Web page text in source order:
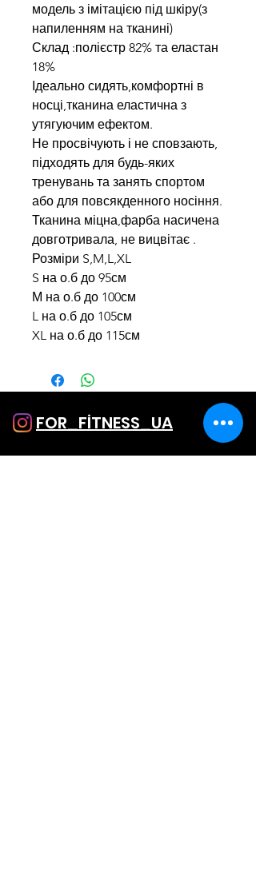
модель з імітацією під шкіру(з
напиленням на тканині)
Склад :полієстр 82% та еластан
18%
Ідеально сидять,комфортні в
носці,тканина еластична з
утягуючим ефектом.
Не просвічують і не сповзають,
підходять для будь-яких
тренувань та занять спортом
або для повсякденного носіння.
Тканина міцна,фарба насичена
довготривала, не вицвітає .
Розміри S,M,L,XL
S на о.б до 95см
М на о.б до 100см
L на о.б до 105см
XL на о.б до 115см
FOR_FİTNESS_UA